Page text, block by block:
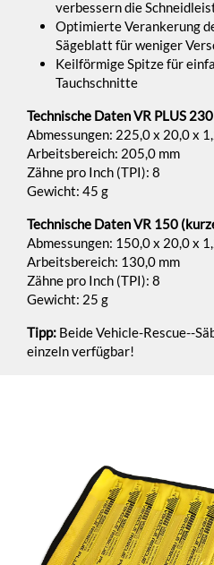
verbessern die
Optimierte Verankerung
Sägeblatt für weniger
Keilförmige Spitze für
Tauchschnitte
Technische Daten VR PLUS
Abmessungen: 225,0 x 20,0 x
Arbeitsbereich: 205,0 mm
Zähne pro Inch (TPI): 8
Gewicht: 45 g
Technische Daten VR 150
Abmessungen: 150,0 x 20,0 x
Arbeitsbereich: 130,0 mm
Zähne pro Inch (TPI): 8
Gewicht: 25 g
Tipp: Beide Vehicle-Rescue--
einzeln verfügbar!